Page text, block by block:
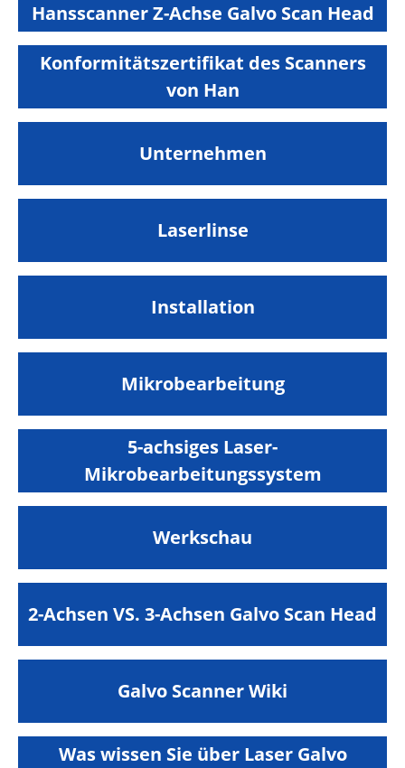
Hansscanner Z-Achse Galvo Scan Head
Konformitätszertifikat des Scanners
von Han
Unternehmen
Laserlinse
Installation
Mikrobearbeitung
5-achsiges Laser-
Mikrobearbeitungssystem
Werkschau
2-Achsen VS. 3-Achsen Galvo Scan Head
Galvo Scanner Wiki
Was wissen Sie über Laser Galvo